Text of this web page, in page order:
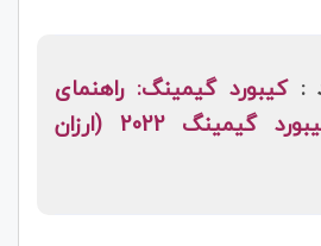
:کیبورد گیمینگ: راهنمای
خرید بهترین کیبورد گیمینگ 2022 (ارزان